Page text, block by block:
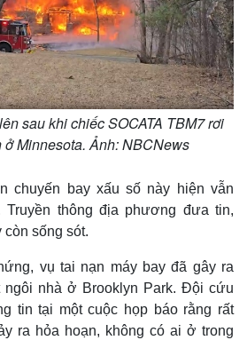
sau khi chiếc SOCATA TBM7 rơi
ở Minnesota. Ảnh: NBCNews
chuyến bay xấu số này hiện vẫn
thông địa phương đưa tin,
còn sống sót.
vụ tai nạn máy bay đã gây ra
ngôi nhà ở Brooklyn Park. Đội cứu
tin tại một cuộc họp báo rằng rất
ra hỏa hoạn, không có ai ở trong